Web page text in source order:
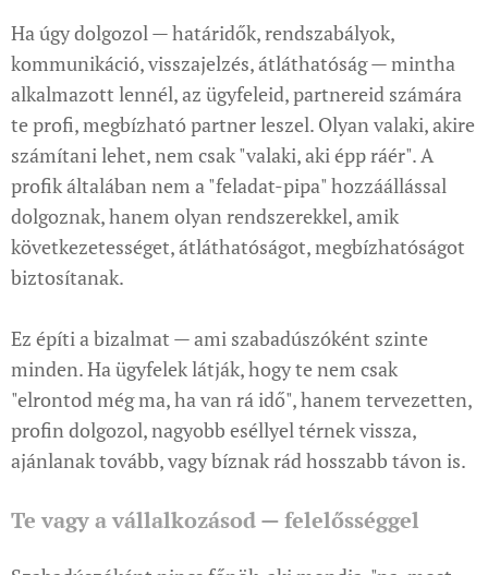
Ha úgy dolgozol — határidők, rendszabályok,
kommunikáció, visszajelzés, átláthatóság — mintha
alkalmazott lennél, az ügyfeleid, partnereid számára
te profi, megbízható partner leszel. Olyan valaki, akire
számítani lehet, nem csak "valaki, aki épp ráér". A
profik általában nem a "feladat-pipa" hozzáállással
dolgoznak, hanem olyan rendszerekkel, amik
következetességet, átláthatóságot, megbízhatóságot
biztosítanak.
Ez építi a bizalmat — ami szabadúszóként szinte
minden. Ha ügyfelek látják, hogy te nem csak
"elrontod még ma, ha van rá idő", hanem tervezetten,
profin dolgozol, nagyobb eséllyel térnek vissza,
ajánlanak tovább, vagy bíznak rád hosszabb távon is.
Te vagy a vállalkozásod — felelősséggel